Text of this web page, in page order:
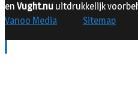
en Vught.nu uitdrukkelijk
Vanoo Media
Sitemap